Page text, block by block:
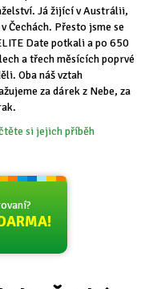
Já žijící v Austrálii,
Čechách. Přesto jsme se
Date potkali a po 650
a třech měsících poprvé
Oba náš vztah
za dárek z Nebe, za
si jejich příběh